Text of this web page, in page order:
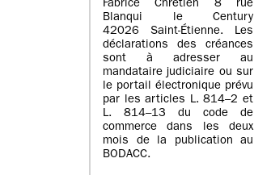
Fabrice Chretien 8 rue
Blanqui le Century
42026 Saint-Étienne. Les
déclarations des créances
sont à adresser au
mandataire judiciaire ou sur
le portail électronique prévu
par les articles L. 814–2 et
L. 814–13 du code de
commerce dans les deux
mois de la publication au
BODACC.